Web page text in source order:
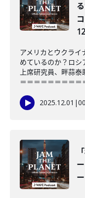
アメリカとウクライ
めているのか？ロ
上席研究員、畔蒜
＝＝＝＝＝＝＝＝＝
2025.12.01 |